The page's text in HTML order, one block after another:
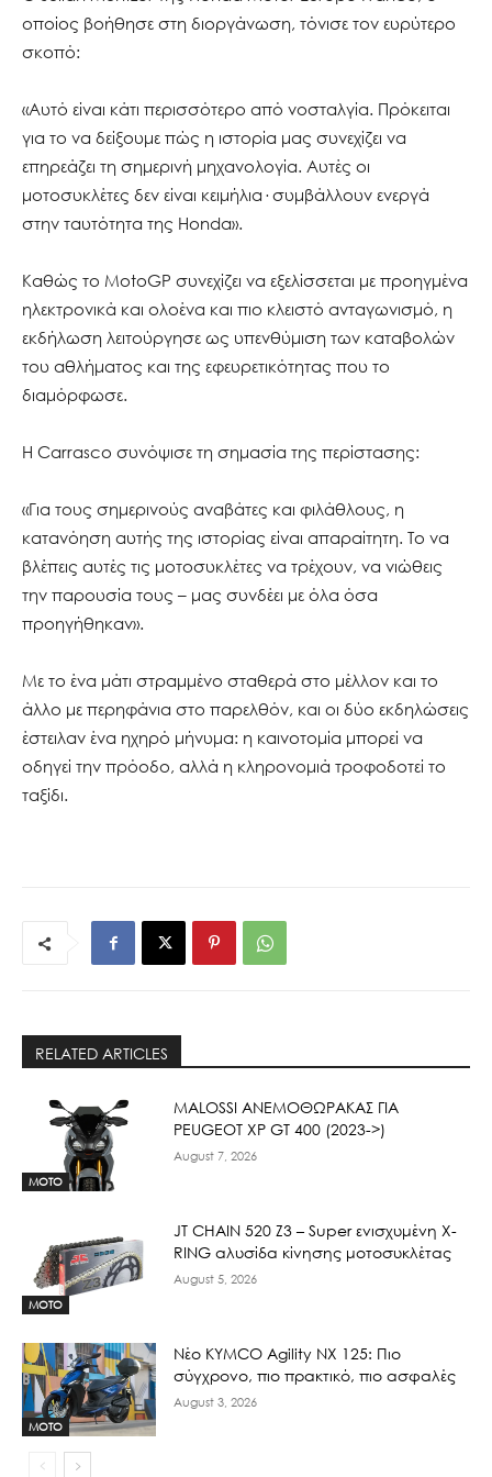
οποίος βοήθησε στη διοργάνωση, τόνισε τον ευρύτερο
σκοπό:
«Αυτό είναι κάτι περισσότερο από νοσταλγία. Πρόκειται
για το να δείξουμε πώς η ιστορία μας συνεχίζει να
επηρεάζει τη σημερινή μηχανολογία. Αυτές οι
μοτοσυκλέτες δεν είναι κειμήλια· συμβάλλουν ενεργά
στην ταυτότητα της Honda».
Καθώς το MotoGP συνεχίζει να εξελίσσεται με προηγμένα
ηλεκτρονικά και ολοένα και πιο κλειστό ανταγωνισμό, η
εκδήλωση λειτούργησε ως υπενθύμιση των καταβολών
του αθλήματος και της εφευρετικότητας που το
διαμόρφωσε.
Η Carrasco συνόψισε τη σημασία της περίστασης:
«Για τους σημερινούς αναβάτες και φιλάθλους, η
κατανόηση αυτής της ιστορίας είναι απαραίτητη. Το να
βλέπεις αυτές τις μοτοσυκλέτες να τρέχουν, να νιώθεις
την παρουσία τους – μας συνδέει με όλα όσα
προηγήθηκαν».
Με το ένα μάτι στραμμένο σταθερά στο μέλλον και το
άλλο με περηφάνια στο παρελθόν, και οι δύο εκδηλώσεις
έστειλαν ένα ηχηρό μήνυμα: η καινοτομία μπορεί να
οδηγεί την πρόοδο, αλλά η κληρονομιά τροφοδοτεί το
ταξίδι.
RELATED ARTICLES
MOTO
ΜΑLOSSI ΑΝΕΜΟΘΩΡΑΚΑΣ ΓΙΑ
PEUGEOT XP GT 400 (2023->)
August 7, 2026
MOTO
JT CHAIN 520 Ζ3 – Super ενισχυμένη X-
RING αλυσίδα κίνησης μοτοσυκλέτας
August 5, 2026
MOTO
Νέο KYMCO Agility NX 125: Πιο
σύγχρονο, πιο πρακτικό, πιο ασφαλές
August 3, 2026